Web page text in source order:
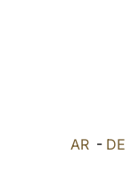
AR - DE